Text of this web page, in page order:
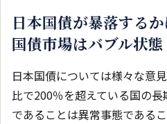
日本国債が暴落する
国債市場はバブル状態
日本国債については様々な意
比で200％を超えている国の
であることは異常事態であるこ